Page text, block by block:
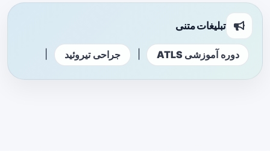
تبلیغات متنی
دوره آموزشی ATLS جراحی تیروئید